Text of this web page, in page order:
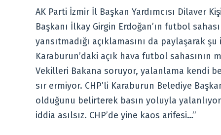
AK Parti İzmir İl Başkan Yardımcısı Dilaver
Başkanı İlkay Girgin Erdoğan’ın futbol
yansıtmadığı açıklamasını da paylaşarak
Karaburun’daki açık hava futbol sahasının
Vekilleri Bakana soruyor, yalanlama kendi
sır ermiyor. CHP’li Karaburun Belediye
olduğunu belirterek basın yoluyla
iddia asılsız. CHP’de yine kaos arifesi…’’